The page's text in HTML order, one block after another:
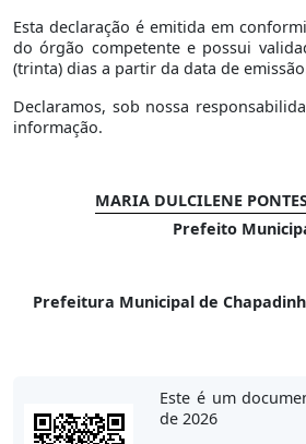
Esta declaração é emitida em
do órgão competente e possui
(trinta) dias a partir da data de
Declaramos, sob nossa
informação.
MARIA DULCILENE
Prefeito
Prefeitura Municipal de
Este é um
de 2026